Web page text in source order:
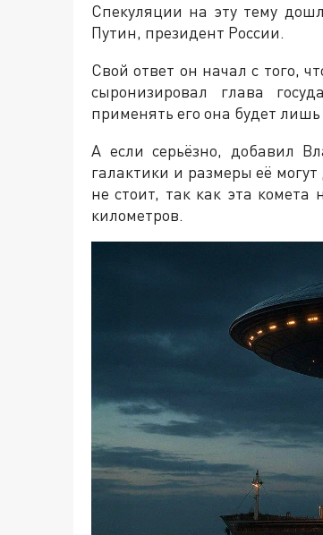
Спекуляции на эту тему
Путин, президент России.
Свой ответ он начал с того,
сыронизировал глава
применять его она будет
А если серьёзно, добавил
галактики и размеры её
не стоит, так как эта
километров.